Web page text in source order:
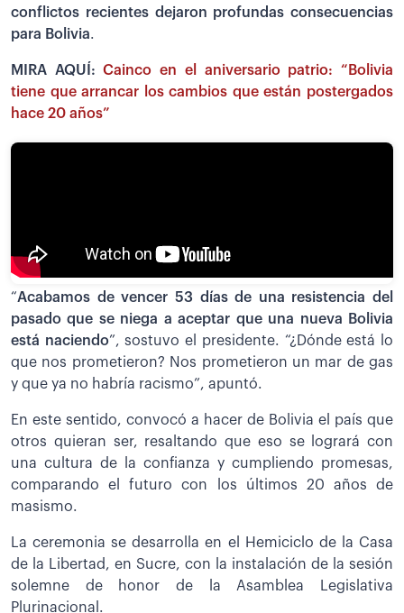
conflictos recientes dejaron profundas consecuencias
para Bolivia.
MIRA AQUÍ:Cainco en el aniversario patrio: “Bolivia
tiene que arrancar los cambios que están postergados
hace 20 años”
“Acabamos de vencer 53 días de una resistencia del
pasado que se niega a aceptar que una nueva Bolivia
está naciendo”, sostuvo el presidente. “¿Dónde está lo
que nos prometieron? Nos prometieron un mar de gas
y que ya no habría racismo”, apuntó.
En este sentido, convocó a hacer de Bolivia el país que
otros quieran ser, resaltando que eso se logrará con
una cultura de la confianza y cumpliendo promesas,
comparando el futuro con los últimos 20 años de
masismo.
La ceremonia se desarrolla en el Hemiciclo de la Casa
de la Libertad, en Sucre, con la instalación de la sesión
solemne de honor de la Asamblea Legislativa
Plurinacional.